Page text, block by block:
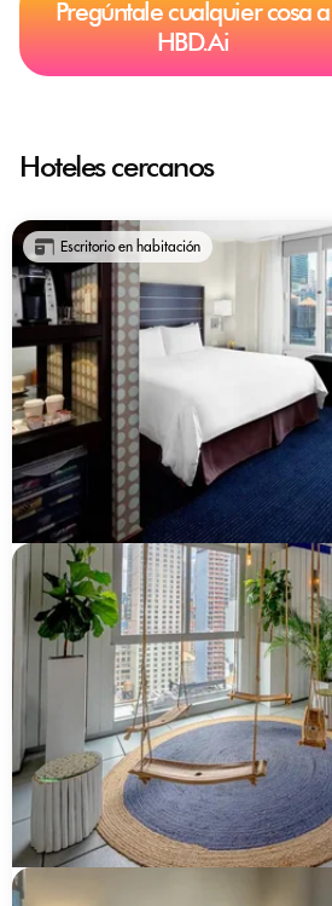
Pregúntale cualquier cosa a
HBD.Ai
Hoteles cercanos
Escritorio en habitación